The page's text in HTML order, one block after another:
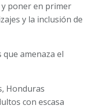
poner en primer
y la inclusión de
que amenaza el
Honduras
con escasa